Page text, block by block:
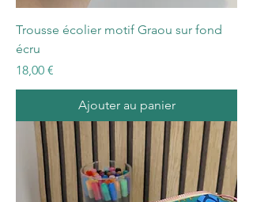
Trousse écolier motif Graou sur fond
écru
Prix
18,00 €
Ajouter au panier